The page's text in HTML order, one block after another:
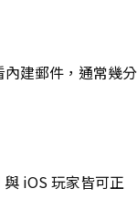
建郵件，通常幾分
iOS 玩家皆可正